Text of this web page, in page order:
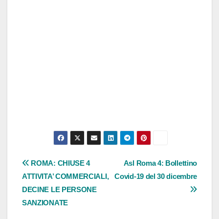
Navigazione
articoli
Asl Roma 4: Bollettino
Covid-19 del 30 dicembre
ROMA: CHIUSE 4
ATTIVITA’ COMMERCIALI,
DECINE LE PERSONE
SANZIONATE